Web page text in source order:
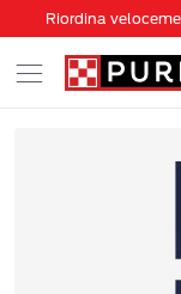
Riordina
Tanti sconti